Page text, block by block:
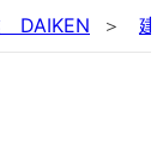
DAIKEN 建